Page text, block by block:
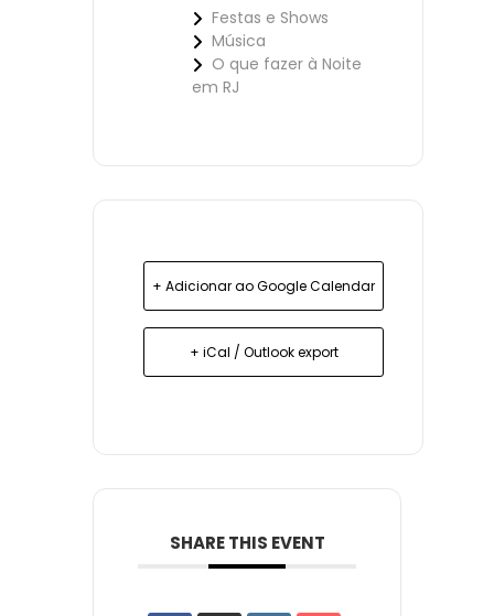
Festas e Shows
Música
O que fazer à Noite
em RJ
+ Adicionar ao Google Calendar
+ iCal / Outlook export
SHARE THIS EVENT